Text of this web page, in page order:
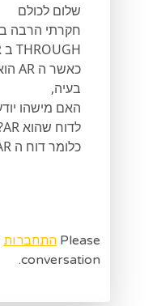
שלום לכולם
THROUGH ב AR,
בעיה,
לדוח שהוא AR?
כלומר דוח ה AR הוא המטרה??
Please התחברות
conversation.